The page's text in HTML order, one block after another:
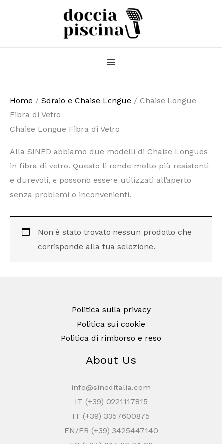
Home / Sdraio e Chaise Longue / Chaise Longue
Fibra di Vetro
Chaise Longue Fibra di Vetro
Alla SINED abbiamo due modelli di Chaise Longues
in fibra di vetro. Questo li rende molto più resistenti
e durevoli, e possono essere utilizzati all’aperto
senza problemi o inconvenienti.
Non è stato trovato nessun prodotto che
corrisponde alla tua selezione.
Politica sulla privacy
Politica sui cookie
Politica di rimborso e reso
About Us
info@sineditalia.com
IT (+39) 0221117815
IT (+39) 3357600875
EN/FR (+39) 3425447140